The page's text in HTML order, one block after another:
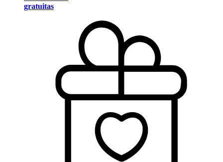
gratuitas